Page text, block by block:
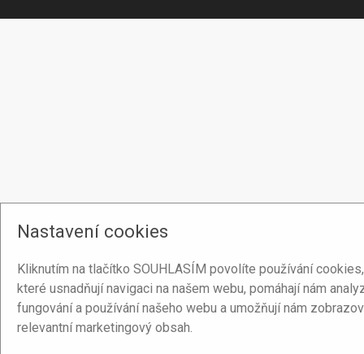
Nastavení cookies
Kliknutím na tlačítko SOUHLASÍM povolíte používání cookies,
které usnadňují navigaci na našem webu, pomáhají nám
fungování a používání našeho webu a umožňují nám
relevantní marketingový obsah.